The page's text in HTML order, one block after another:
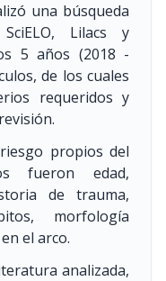
una búsqueda
Lilacs y
5 años (2018 -
de los cuales
requeridos y
propios del
fueron edad,
de trauma,
morfología
el arco.
analizada,